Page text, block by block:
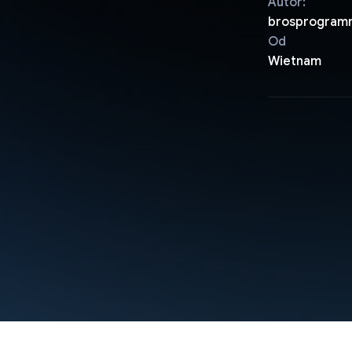
Od
Wietnam